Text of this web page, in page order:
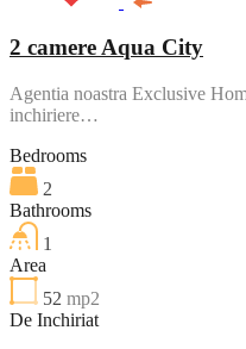
2 camere Aqua City
Agentia noastra Exclusive
inchiriere…
Bedrooms
2
Bathrooms
1
Area
52 mp2
De Inchiriat